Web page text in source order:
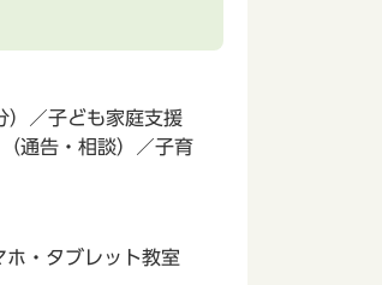
）／子ども家庭支援
通告・相談）／子育
・タブレット教室